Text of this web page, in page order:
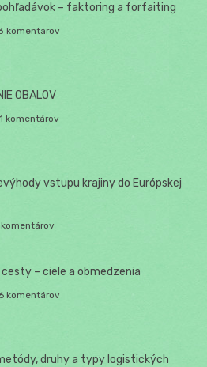
– faktoring a forfaiting
komentárov
OBALOV
komentárov
vstupu krajiny do Európskej
– ciele a obmedzenia
6 komentárov
druhy a typy logistických